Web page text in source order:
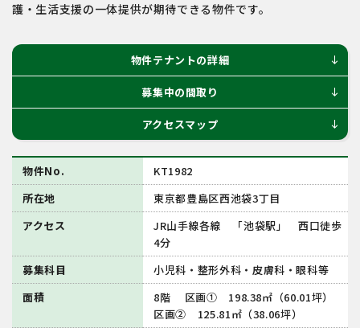
護・生活支援の一体提供が期待できる物件です。
物件テナントの詳細 south
募集中の間取り south
アクセスマップ south
物件No.
KT1982
所在地
東京都豊島区西池袋3丁目
アクセス
JR山手線各線 「池袋駅」 西口徒歩
4分
募集科目
小児科・整形外科・皮膚科・眼科等
面積
8階 区画① 198.38㎡（60.01坪）
区画② 125.81㎡（38.06坪）